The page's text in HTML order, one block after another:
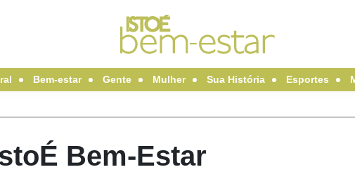
Bem-estar Gente Mulher Sua História Esportes
Bem-Estar